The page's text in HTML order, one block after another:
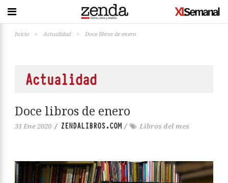
Inicio > Actualidad > Doce libros de enero
Actualidad
Doce libros de enero
31 Ene 2020 / ZENDALIBROS.COM/ Libros del mes